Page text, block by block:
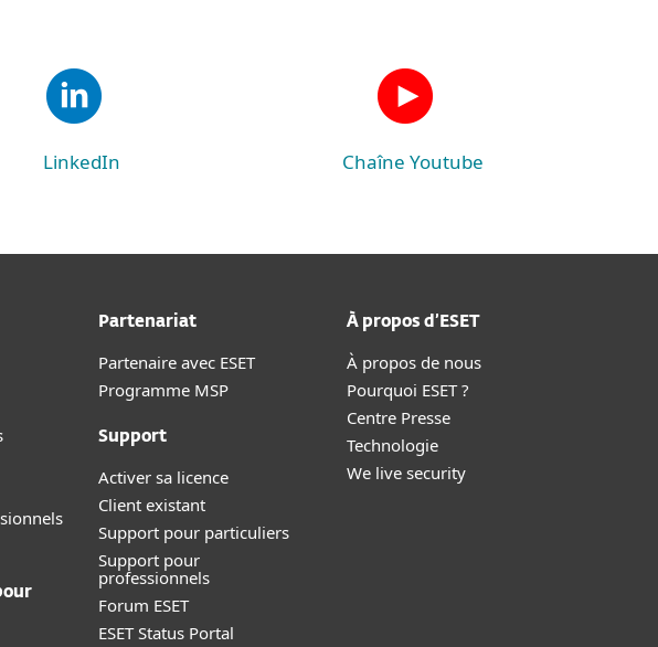
LinkedIn Chaîne Youtube
Partenariat
Partenaire avec ESET
Programme MSP
Support
Activer sa licence
Client existant
Support pour particuliers
Support pour
professionnels
Forum ESET
ESET Status Portal
À propos d’ESET
À propos de nous
Pourquoi ESET ?
Centre Presse
Technologie
We live security